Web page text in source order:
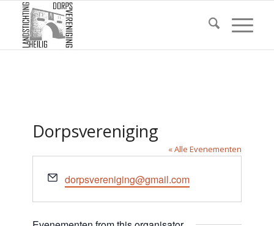
Dorpsvereniging
« Alle Evenementen
E-
dorpsvereniging@gmail.com